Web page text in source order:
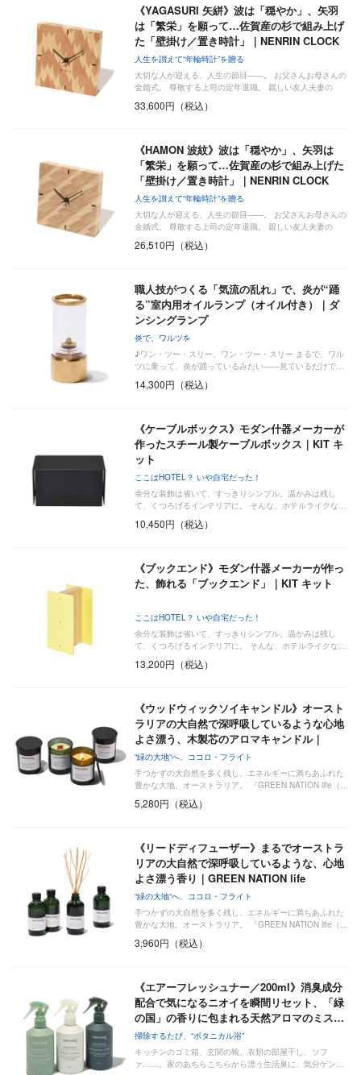
《YAGASURI 矢絣》波は「穏やか」、矢羽
は「繁栄」を願って…佐賀産の杉で組み上げ
た「壁掛け／置き時計」｜NENRIN CLOCK
人生を讃えて“年輪時計”を贈る
大切な人が迎える、人生の節目――。 お父さんお母さんの
金婚式。 尊敬する上司の定年退職。 親しい友人夫妻の
33,600円（税込）
《HAMON 波紋》波は「穏やか」、矢羽は
「繁栄」を願って…佐賀産の杉で組み上げた
「壁掛け／置き時計」｜NENRIN CLOCK
人生を讃えて“年輪時計”を贈る
大切な人が迎える、人生の節目――。 お父さんお母さんの
金婚式。 尊敬する上司の定年退職。 親しい友人夫妻の
26,510円（税込）
職人技がつくる「気流の乱れ」で、炎が“踊
る”室内用オイルランプ（オイル付き）｜ダ
ンシングランプ
炎で、ワルツを
♪ワン・ツー・スリー、ワン・ツー・スリー まるで、ワル
ツに乗って、炎が踊っているみたい――見ているだけで…
14,300円（税込）
《ケーブルボックス》モダン什器メーカーが
作ったスチール製ケーブルボックス｜KIT キ
ット
ここはHOTEL？ いや自宅だった！
余分な装飾は省いて、すっきりシンプル。温かみは残し
て、くつろげるインテリアに。 そんな、ホテルライクな…
10,450円（税込）
《ブックエンド》モダン什器メーカーが作っ
た、飾れる「ブックエンド」｜KIT キット
ここはHOTEL？ いや自宅だった！
余分な装飾は省いて、すっきりシンプル。温かみは残し
て、くつろげるインテリアに。 そんな、ホテルライクな…
13,200円（税込）
《ウッドウィックソイキャンドル》オースト
ラリアの大自然で深呼吸しているような心地
よさ漂う、木製芯のアロマキャンドル｜
GR…
“緑の大地“へ、ココロ・フライト
手つかずの大自然を多く残し、エネルギーに満ちあふれた
豊かな大地、オーストラリア。 『GREEN NATION life（…
5,280円（税込）
《リードディフューザー》まるでオーストラ
リアの大自然で深呼吸しているような、心地
よさ漂う香り｜GREEN NATION life
“緑の大地“へ、ココロ・フライト
手つかずの大自然を多く残し、エネルギーに満ちあふれた
豊かな大地、オーストラリア。 『GREEN NATION life（…
3,960円（税込）
《エアーフレッシュナー／200ml》消臭成分
配合で気になるニオイを瞬間リセット、「緑
の国」の香りに包まれる天然アロマのミス…
掃除するたび、“ボタニカル浴”
キッチンのゴミ箱、玄関の靴、衣類の部屋干し、ソフ
ァ……。家のあちらこちらから漂う生活臭に、気分ゲン…